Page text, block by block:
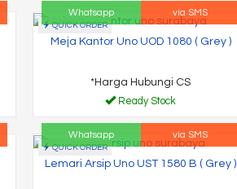
QUICK ORDER
Whatsapp via SMS
Meja Kantor Uno UOD 1080 ( Grey )
*Harga Hubungi CS
Ready Stock
QUICK ORDER
Whatsapp via SMS
Lemari Arsip Uno UST 1580 B ( Grey )